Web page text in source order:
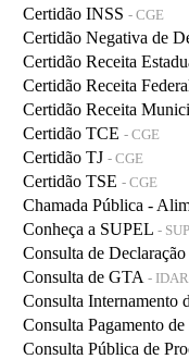
Certidão INSS - CGE
Certidão Negativa de
Certidão Receita
Certidão Receita
Certidão Receita
Certidão TCE - CGE
Certidão TJ - CGE
Certidão TSE - CGE
Chamada Pública -
Conheça a SUPEL -
Consulta de Declaração
Consulta de GTA -
Consulta Internamento
Consulta Pagamento
Consulta Pública de